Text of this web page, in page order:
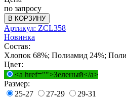
по запросу
В КОРЗИНУ
Артикул: ZCL358
Новинка
Состав:
Хлопок 68%; Полиамид 24%;
Цвет:
<a href="">Зеленый</a>
Размер:
25-27
27-29
29-31